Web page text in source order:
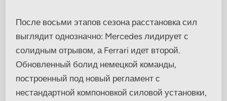
После восьми этапов сезона расстановка сил
выглядит однозначно: Mercedes лидирует с
солидным отрывом, а Ferrari идет второй.
Обновленный болид немецкой команды,
построенный под новый регламент с
нестандартной компоновкой силовой установки,